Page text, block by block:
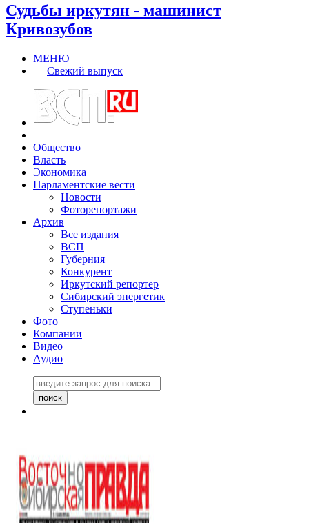
Судьбы иркутян - машинист
Кривозубов
МЕНЮ
Свежий выпуск
Общество
Власть
Экономика
Парламентские вести
Новости
Фоторепортажи
Архив
Все издания
ВСП
Губерния
Конкурент
Иркутский репортер
Сибирский энергетик
Ступеньки
Фото
Компании
Видео
Аудио